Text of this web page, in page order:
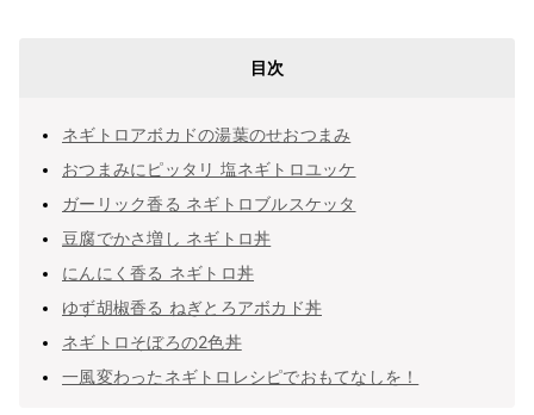
目次
ネギトロアボカドの湯葉のせおつまみ
おつまみにピッタリ 塩ネギトロユッケ
ガーリック香る ネギトロブルスケッタ
豆腐でかさ増し ネギトロ丼
にんにく香る ネギトロ丼
ゆず胡椒香る ねぎとろアボカド丼
ネギトロそぼろの2色丼
一風変わったネギトロレシピでおもてなしを！